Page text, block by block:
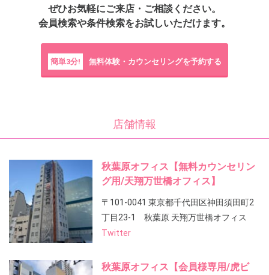
ぜひお気軽にご来店・ご相談ください。
会員検索や条件検索をお試しいただけます。
簡単3分! 無料体験・カウンセリングを予約する
店舗情報
秋葉原オフィス【無料カウンセリン
グ用/天翔万世橋オフィス】
〒101-0041 東京都千代田区神田須田町2
丁目23-1 秋葉原 天翔万世橋オフィス
Twitter
秋葉原オフィス【会員様専用/虎ビ